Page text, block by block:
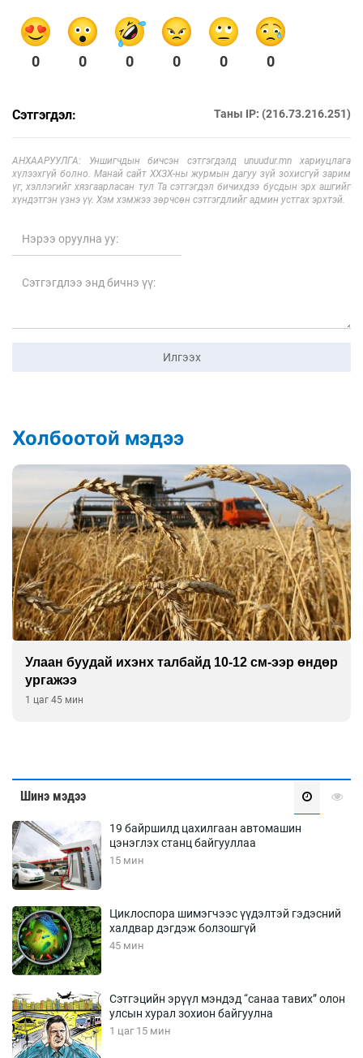
0 0 0 0 0 0
Сэтгэгдэл: Таны IP: (216.73.216.251)
АНХААРУУЛГА: Уншигчдын бичсэн сэтгэгдэлд unuudur.mn хариуцлага
хүлээхгүй болно. Манай сайт ХХЗХ-ны журмын дагуу зүй зохисгүй зарим
үг, хэллэгийг хязгаарласан тул Та сэтгэгдэл бичихдээ бусдын эрх ашгийг
хүндэтгэн үзнэ үү. Хэм хэмжээ зөрчсөн сэтгэгдлийг админ устгах эрхтэй.
Илгээх
Холбоотой мэдээ
Улаан буудай ихэнх талбайд 10-12 см-ээр өндөр
ургажээ
1 цаг 45 мин
Шинэ мэдээ
19 байршилд цахилгаан автомашин
цэнэглэх станц байгууллаа
15 мин
Циклоспора шимэгчээс үүдэлтэй гэдэсний
халдвар дэгдэж болзошгүй
45 мин
Сэтгэцийн эрүүл мэндэд “санаа тавих” олон
улсын хурал зохион байгуулна
1 цаг 15 мин